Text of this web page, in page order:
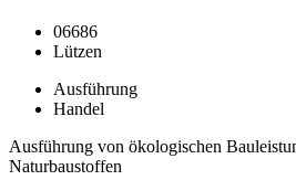
06686
Lützen
Ausführung
Handel
Ausführung von ökologischen
Naturbaustoffen